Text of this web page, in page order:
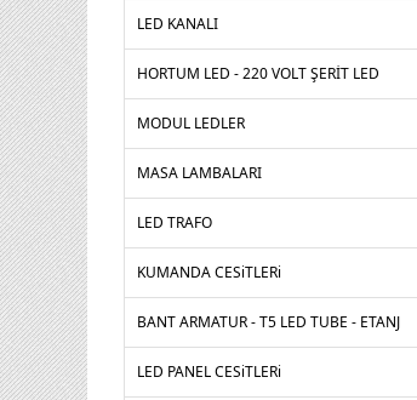
LED KANALI
HORTUM LED - 220 VOLT ŞERİT LED
MODUL LEDLER
MASA LAMBALARI
LED TRAFO
KUMANDA CESiTLERi
BANT ARMATUR - T5 LED TUBE - ETANJ
LED PANEL CESiTLERi